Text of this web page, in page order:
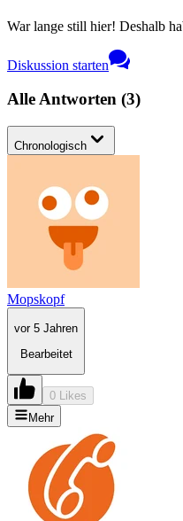
War lange still hier! Deshalb
Diskussion starten
Alle Antworten (3)
Chronologisch
Mopskopf
vor 5 Jahren
Bearbeitet
0 Likes
Mehr